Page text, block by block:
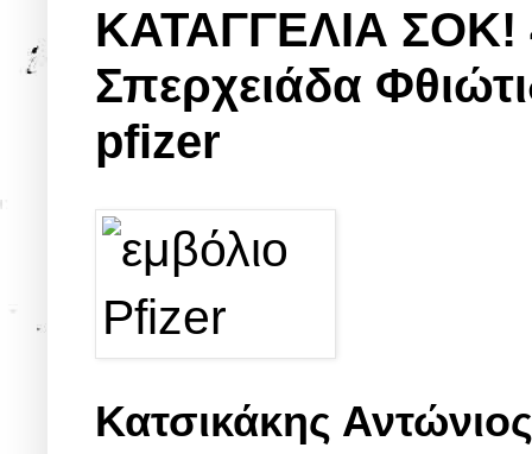
ΚΑΤΑΓΓΕΛΙΑ ΣΟΚ!
Σπερχειάδα
pfizer
Κατσικάκης